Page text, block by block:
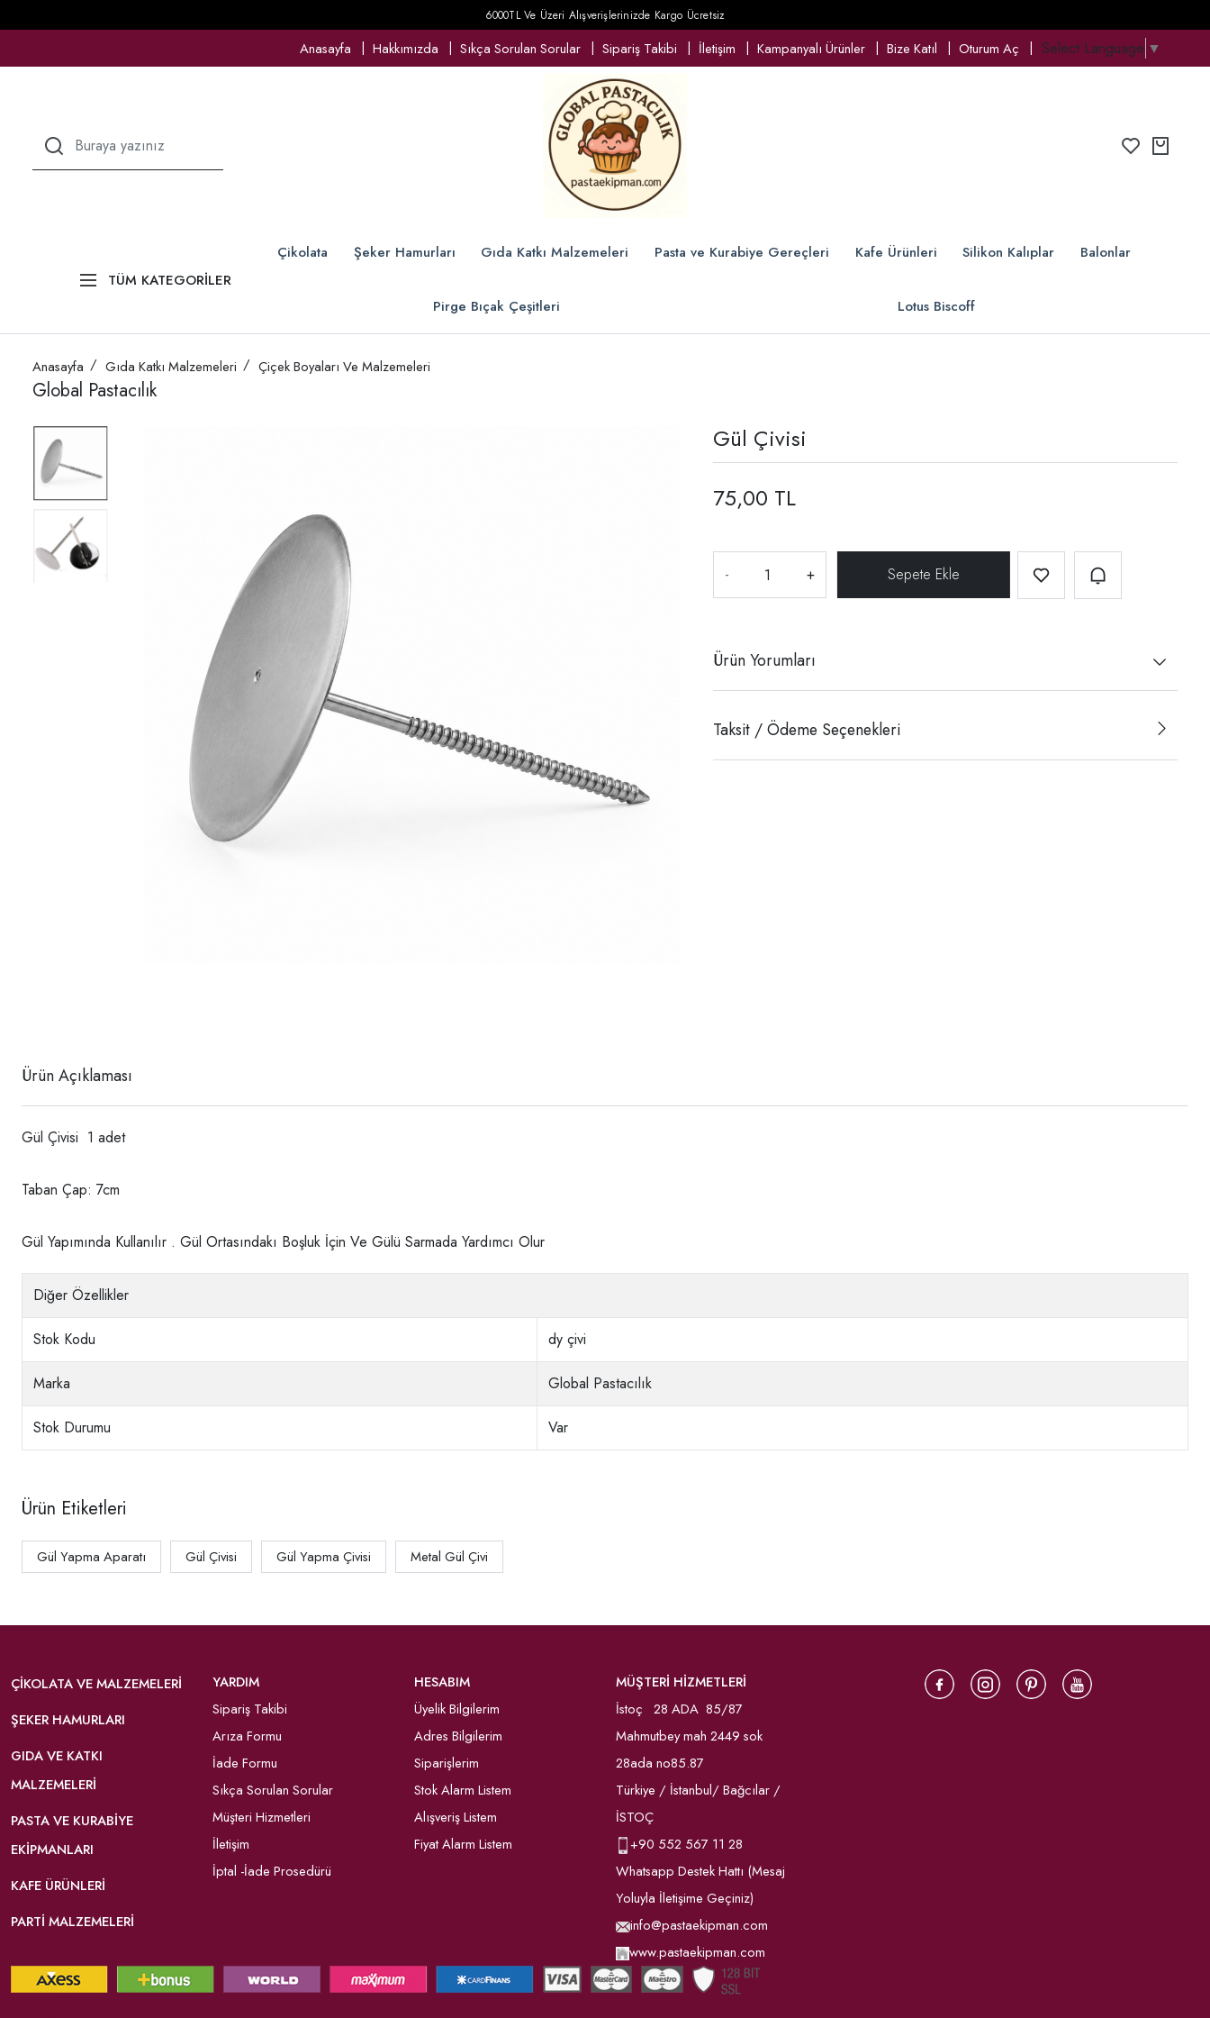
6000TL Ve Üzeri Alışverişlerinizde Kargo Ücretsiz
Anasayfa Hakkımızda Sıkça Sorulan Sorular Sipariş Takibi İletişim Kampanyalı Ürünler Bize Katıl Oturum Aç Select Language ▼
TÜM KATEGORİLER
Çikolata Şeker Hamurları Gıda Katkı Malzemeleri Pasta ve Kurabiye Gereçleri Kafe Ürünleri Silikon Kalıplar Balonlar
Pirge Bıçak Çeşitleri Lotus Biscoff
Anasayfa Gıda Katkı Malzemeleri Çiçek Boyaları Ve Malzemeleri
Global Pastacılık
Gül Çivisi
75,00 TL
- +
Ürün Yorumları
Taksit / Ödeme Seçenekleri
Ürün Açıklaması
Gül Çivisi 1 adet
Taban Çap: 7cm
Gül Yapımında Kullanılır . Gül Ortasındakı Boşluk İçin Ve Gülü Sarmada Yardımcı Olur
Diğer Özellikler
Stok Kodu dy çivi
Marka Global Pastacılık
Stok Durumu Var
Ürün Etiketleri
Gül Yapma Aparatı Gül Çivisi Gül Yapma Çivisi Metal Gül Çivi
ÇIKOLATA VE MALZEMELERI
ŞEKER HAMURLARI
GIDA VE KATKI
MALZEMELERI
PASTA VE KURABIYE
EKIPMANLARI
KAFE ÜRÜNLERI
PARTI MALZEMELERI
YARDIM
Sipariş Takibi
Arıza Formu
İade Formu
Sıkça Sorulan Sorular
Müşteri Hizmetleri
İletişim
İptal -İade Prosedürü
HESABIM
Üyelik Bilgilerim
Adres Bilgilerim
Siparişlerim
Stok Alarm Listem
Alışveriş Listem
Fiyat Alarm Listem
MÜŞTERİ HİZMETLERİ
İstoç 28 ADA 85/87
Mahmutbey mah 2449 sok
28ada no85.87
Türkiye / İstanbul/ Bağcılar /
İSTOÇ
+90 552 567 11 28
Whatsapp Destek Hattı (Mesaj
Yoluyla İletişime Geçiniz)
info@pastaekipman.com
www.pastaekipman.com